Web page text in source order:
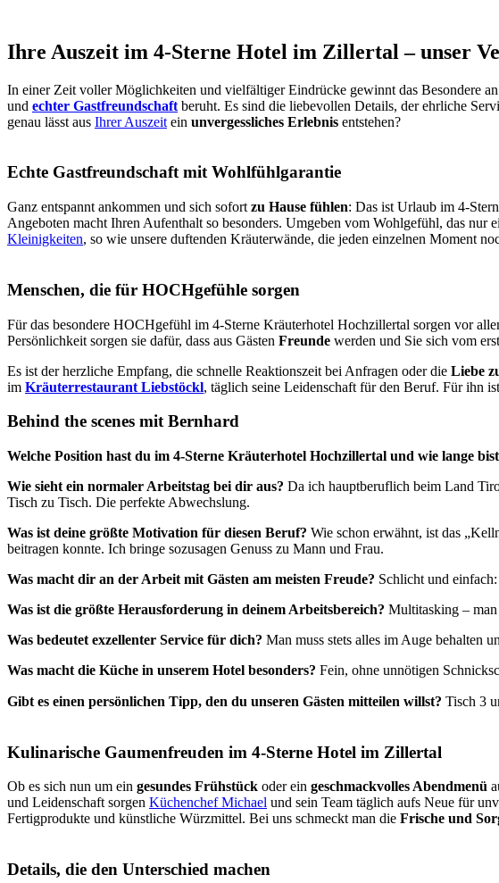
Ihre Auszeit im 4-Sterne Hotel im Zillertal – unser
In einer Zeit voller Möglichkeiten und vielfältiger Eindrücke gewinnt das Besondere
und echter Gastfreundschaft beruht. Es sind die liebevollen Details, der ehrliche
genau lässt aus Ihrer Auszeit ein unvergessliches Erlebnis entstehen?
Echte Gastfreundschaft mit Wohlfühlgarantie
Ganz entspannt ankommen und sich sofort zu Hause fühlen: Das ist Urlaub im 4-
Angeboten macht Ihren Aufenthalt so besonders. Umgeben vom Wohlgefühl, das nur
Kleinigkeiten, so wie unsere duftenden Kräuterwände, die jeden einzelnen Moment
Menschen, die für HOCHgefühle sorgen
Für das besondere HOCHgefühl im 4-Sterne Kräuterhotel Hochzillertal sorgen vor
Persönlichkeit sorgen sie dafür, dass aus Gästen Freunde werden und Sie sich vom
Es ist der herzliche Empfang, die schnelle Reaktionszeit bei Anfragen oder die Liebe
im Kräuterrestaurant Liebstöckl, täglich seine Leidenschaft für den Beruf. Für ihn
Behind the scenes mit Bernhard
Welche Position hast du im 4-Sterne Kräuterhotel Hochzillertal und wie lange
Wie sieht ein normaler Arbeitstag bei dir aus? Da ich hauptberuflich beim Land
Tisch zu Tisch. Die perfekte Abwechslung.
Was ist deine größte Motivation für diesen Beruf? Wie schon erwähnt, ist das
beitragen konnte. Ich bringe sozusagen Genuss zu Mann und Frau.
Was macht dir an der Arbeit mit Gästen am meisten Freude? Schlicht und
Was ist die größte Herausforderung in deinem Arbeitsbereich? Multitasking – man
Was bedeutet exzellenter Service für dich? Man muss stets alles im Auge behalten
Was macht die Küche in unserem Hotel besonders? Fein, ohne unnötigen
Gibt es einen persönlichen Tipp, den du unseren Gästen mitteilen willst? Tisch 3
Kulinarische Gaumenfreuden im 4-Sterne Hotel im Zillertal
Ob es sich nun um ein gesundes Frühstück oder ein geschmackvolles Abendmenü
und Leidenschaft sorgen Küchenchef Michael und sein Team täglich aufs Neue für
Fertigprodukte und künstliche Würzmittel. Bei uns schmeckt man die Frische und
Details, die den Unterschied machen